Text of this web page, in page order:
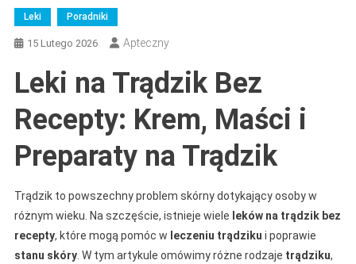
Leki Poradniki
15 Lutego 2026 Apteczny
Leki na Trądzik Bez
Recepty: Krem, Maści i
Preparaty na Trądzik
Trądzik to powszechny problem skórny dotykający osoby w
różnym wieku. Na szczęście, istnieje wiele leków na trądzik bez
recepty, które mogą pomóc w leczeniu trądziku i poprawie
stanu skóry. W tym artykule omówimy różne rodzaje trądziku,